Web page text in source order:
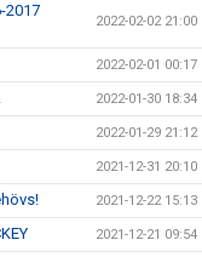
2017
2022-02-02 21:00
2022-02-01 00:17
2022-01-30 18:34
2022-01-29 21:12
2021-12-31 20:10
2021-12-22 15:13
2021-12-21 09:54